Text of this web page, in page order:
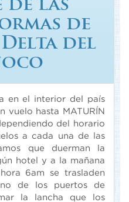
de
del
en el interior del país
vuelo hasta MATURÍN
del horario
a cada una de las
que duerman la
hotel y a la mañana
6am se trasladen
de los puertos de
la lancha que los